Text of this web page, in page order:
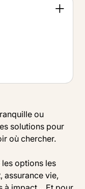
ou
solutions pour
où chercher.
options les
assurance vie,